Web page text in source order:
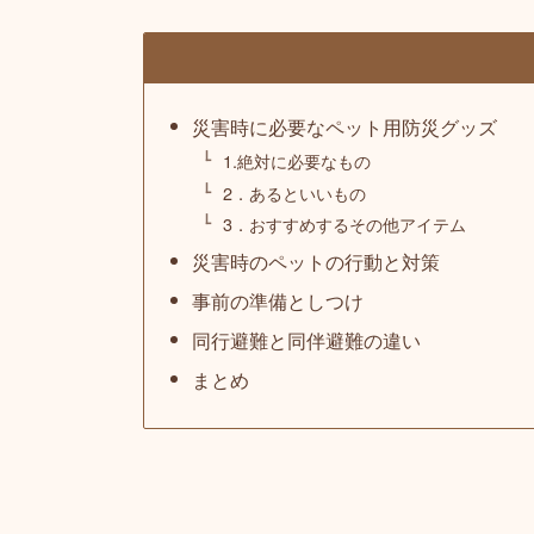
災害時に必要なペット用防災グッズ
1.絶対に必要なもの
2．あるといいもの
3．おすすめするその他アイテム
災害時のペットの行動と対策
事前の準備としつけ
同行避難と同伴避難の違い
まとめ